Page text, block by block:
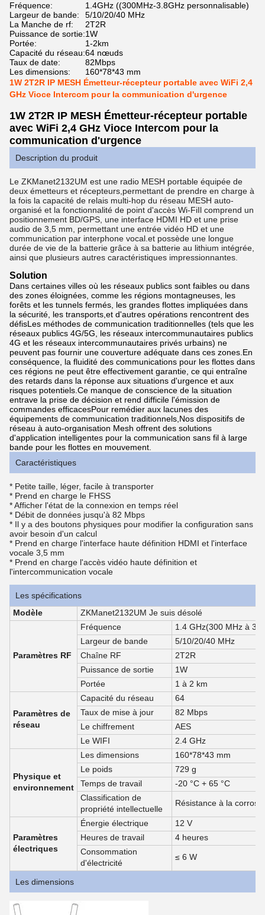
Fréquence:
1.4GHz ((300MHz-3.8GHz personnalisable)
Largeur de bande:
5/10/20/40 MHz
La Manche de rf:
2T2R
Puissance de sortie:1W
Portée:
1-2km
Capacité du réseau:64 nœuds
Taux de date:
82Mbps
Les dimensions:
160*78*43 mm
1W 2T2R IP MESH Émetteur-récepteur portable avec WiFi 2,4
GHz Vioce Intercom pour la communication d'urgence
1W 2T2R IP MESH Émetteur-récepteur portable
avec WiFi 2,4 GHz Vioce Intercom pour la
communication d'urgence
Description du produit
Le ZKManet2132UM est une radio MESH portable équipée de
deux émetteurs et récepteurs,permettant de prendre en charge à
la fois la capacité de relais multi-hop du réseau MESH auto-
organisé et la fonctionnalité de point d'accès Wi-FiIl comprend un
positionnement BD/GPS, une interface HDMI HD et une prise
audio de 3,5 mm, permettant une entrée vidéo HD et une
communication par interphone vocal.et possède une longue
durée de vie de la batterie grâce à sa batterie au lithium intégrée,
ainsi que plusieurs autres caractéristiques impressionnantes.
Solution
Dans certaines villes où les réseaux publics sont faibles ou dans
des zones éloignées, comme les régions montagneuses, les
forêts et les tunnels fermés, les grandes flottes impliquées dans
la sécurité, les transports,et d'autres opérations rencontrent des
défisLes méthodes de communication traditionnelles (tels que les
réseaux publics 4G/5G, les réseaux intercommunautaires publics
4G et les réseaux intercommunautaires privés urbains) ne
peuvent pas fournir une couverture adéquate dans ces zones.En
conséquence, la fluidité des communications pour les flottes dans
ces régions ne peut être effectivement garantie, ce qui entraîne
des retards dans la réponse aux situations d'urgence et aux
risques potentiels.Ce manque de conscience de la situation
entrave la prise de décision et rend difficile l'émission de
commandes efficacesPour remédier aux lacunes des
équipements de communication traditionnels,Nos dispositifs de
réseau à auto-organisation Mesh offrent des solutions
d'application intelligentes pour la communication sans fil à large
bande pour les flottes en mouvement.
Caractéristiques
* Petite taille, léger, facile à transporter
* Prend en charge le FHSS
* Afficher l'état de la connexion en temps réel
* Débit de données jusqu'à 82 Mbps
* Il y a des boutons physiques pour modifier la configuration sans
avoir besoin d'un calcul
* Prend en charge l'interface haute définition HDMI et l'interface
vocale 3,5 mm
* Prend en charge l'accès vidéo haute définition et
l'intercommunication vocale
Les spécifications
Modèle
ZKManet2132UM Je suis désolé
Paramètres RF
Fréquence
1.4 GHz(300 MHz à
Largeur de bande
5/10/20/40 MHz
Chaîne RF
2T2R
Puissance de sortie
1W
Portée
1 à 2 km
Paramètres de
réseau
Capacité du réseau
64
Taux de mise à jour
82 Mbps
Le chiffrement
AES
Le WIFI
2.4 GHz
Physique et
environnement
Les dimensions
160*78*43 mm
Le poids
729 g
Temps de travail
-20 °C + 65 °C
Classification de
propriété intellectuelle
Résistance à la
Paramètres
électriques
Énergie électrique
12 V
Heures de travail
4 heures
Consommation
d'électricité
≤ 6 W
Les dimensions